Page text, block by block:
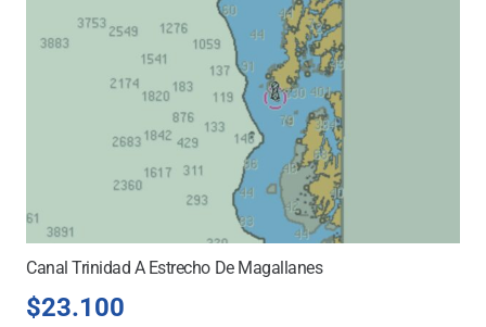
Canal Trinidad A Estrecho De Magallanes
$23.100